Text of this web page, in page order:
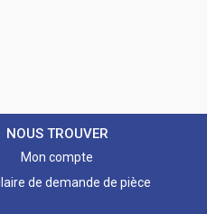
NOUS TROUVER
Mon compte
de demande de pièce